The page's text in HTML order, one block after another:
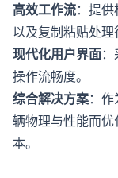
高效工作流：提
以及复制粘贴处理
现代化用户界面
操作流畅度。
综合解决方案：
辆物理与性能而
本。